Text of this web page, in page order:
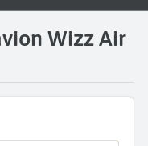
Wizz Air